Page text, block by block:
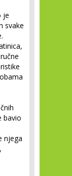
je
svake
bavio
njega